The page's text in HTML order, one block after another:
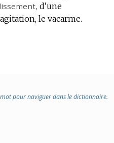
d’une
le vacarme.
pour naviguer dans le dictionnaire.